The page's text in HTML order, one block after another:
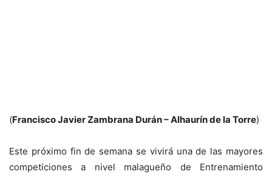
(Francisco Javier Zambrana Durán – Alhaurín de la Torre)
Este próximo fin de semana se vivirá una de las mayores
competiciones a nivel malagueño de Entrenamiento